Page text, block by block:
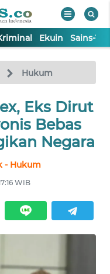
Ekuin Sains-
Hukum
Eks Dirut
Bebas
Negara
- Hukum
WIB